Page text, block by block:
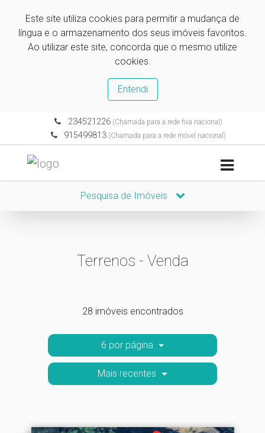
Este site utiliza cookies para permitir a mudança de
língua e o armazenamento dos seus imóveis favoritos.
Ao utilizar este site, concorda que o mesmo utilize
cookies.
Entendi
234521226(Chamada para a rede fixa nacional)
915499813 (Chamada para a rede móvel nacional)
Pesquisa de Imóveis
Terrenos - Venda
28 imóveis encontrados
6 por página
Mais recentes